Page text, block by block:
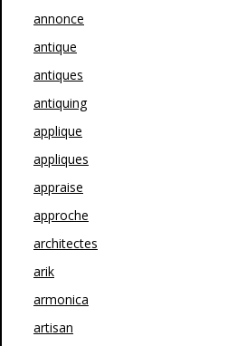
annonce
antique
antiques
antiquing
applique
appliques
appraise
approche
architectes
arik
armonica
artisan